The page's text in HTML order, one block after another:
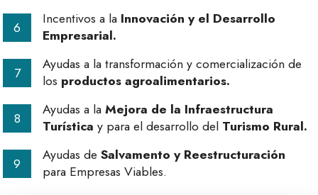
Incentivos a la Innovación y el Desarrollo
Empresarial.
Ayudas a la transformación y comercialización de
los productos agroalimentarios.
Ayudas a laMejora de la Infraestructura
Turística y para el desarrollo del Turismo Rural.
Ayudas de Salvamento y Reestructuración
para Empresas Viables.